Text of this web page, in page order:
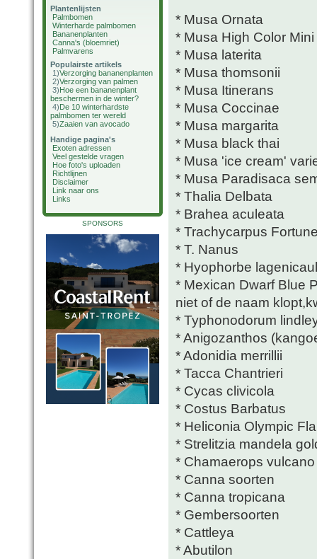
Plantenlijsten
Palmbomen
Winterharde palmbomen
Bananenplanten
Canna's (bloemriet)
Palmvarens
Populairste artikels
1)Verzorging bananenplanten
2)Verzorging van palmen
3)Hoe een bananenplant
beschermen in de winter?
4)De 10 winterhardste
palmbomen ter wereld
5)Zaaien van avocado
Handige pagina's
Exoten adressen
Veel gestelde vragen
Hoe foto's uploaden
Richtlijnen
Disclaimer
Link naar ons
Links
SPONSORS
* Musa Ornata
* Musa High Color Mini
* Musa laterita
* Musa thomsonii
* Musa Itinerans
* Musa Coccinae
* Musa margarita
* Musa black thai
* Musa 'ice cream'
* Musa Paradisaca
* Thalia Delbata
* Brahea aculeata
* Trachycarpus
* T. Nanus
* Hyophorbe
* Mexican Dwarf Blue
niet of de naam
* Typhonodorum
* Anigozanthos
* Adonidia merrillii
* Tacca Chantrieri
* Cycas clivicola
* Costus Barbatus
* Heliconia Olympic
* Strelitzia mandela
* Chamaerops vulcano
* Canna soorten
* Canna tropicana
* Gembersoorten
* Cattleya
* Abutilon